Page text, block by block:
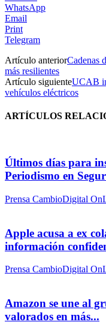
WhatsApp
Email
Print
Telegram
Artículo anteriorCadenas
más resilientes
Artículo siguienteUCAB
vehículos eléctricos
ARTÍCULOS
Últimos días para
Periodismo en
Prensa CambioDigital
Apple acusa a ex
información
Prensa CambioDigital
Amazon se une al
valorados en más...